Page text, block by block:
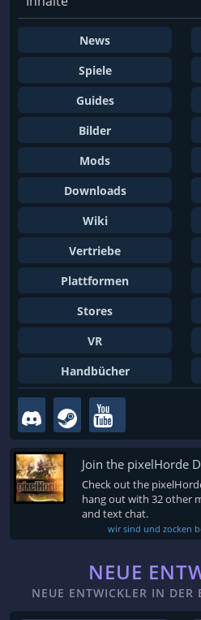
News
Spiele
Guides
Bilder
Mods
Downloads
Wiki
Vertriebe
Plattformen
Stores
VR
Handbücher
Join the pixelHorde
Check out the
hang out with 32 other
and text chat.
wir sind und zocken
NEUE
NEUE ENTWICKLER IN DER